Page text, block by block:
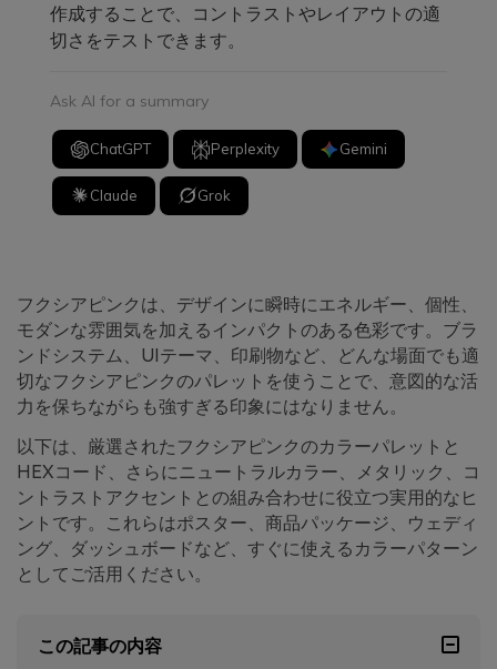
作成することで、コントラストやレイアウトの適
切さをテストできます。
Ask AI for a summary
ChatGPT Perplexity Gemini
Claude Grok
フクシアピンクは、デザインに瞬時にエネルギー、個性、
モダンな雰囲気を加えるインパクトのある色彩です。ブラ
ンドシステム、UIテーマ、印刷物など、どんな場面でも適
切なフクシアピンクのパレットを使うことで、意図的な活
力を保ちながらも強すぎる印象にはなりません。
以下は、厳選されたフクシアピンクのカラーパレットと
HEXコード、さらにニュートラルカラー、メタリック、コ
ントラストアクセントとの組み合わせに役立つ実用的なヒ
ントです。これらはポスター、商品パッケージ、ウェディ
ング、ダッシュボードなど、すぐに使えるカラーパターン
としてご活用ください。
この記事の内容